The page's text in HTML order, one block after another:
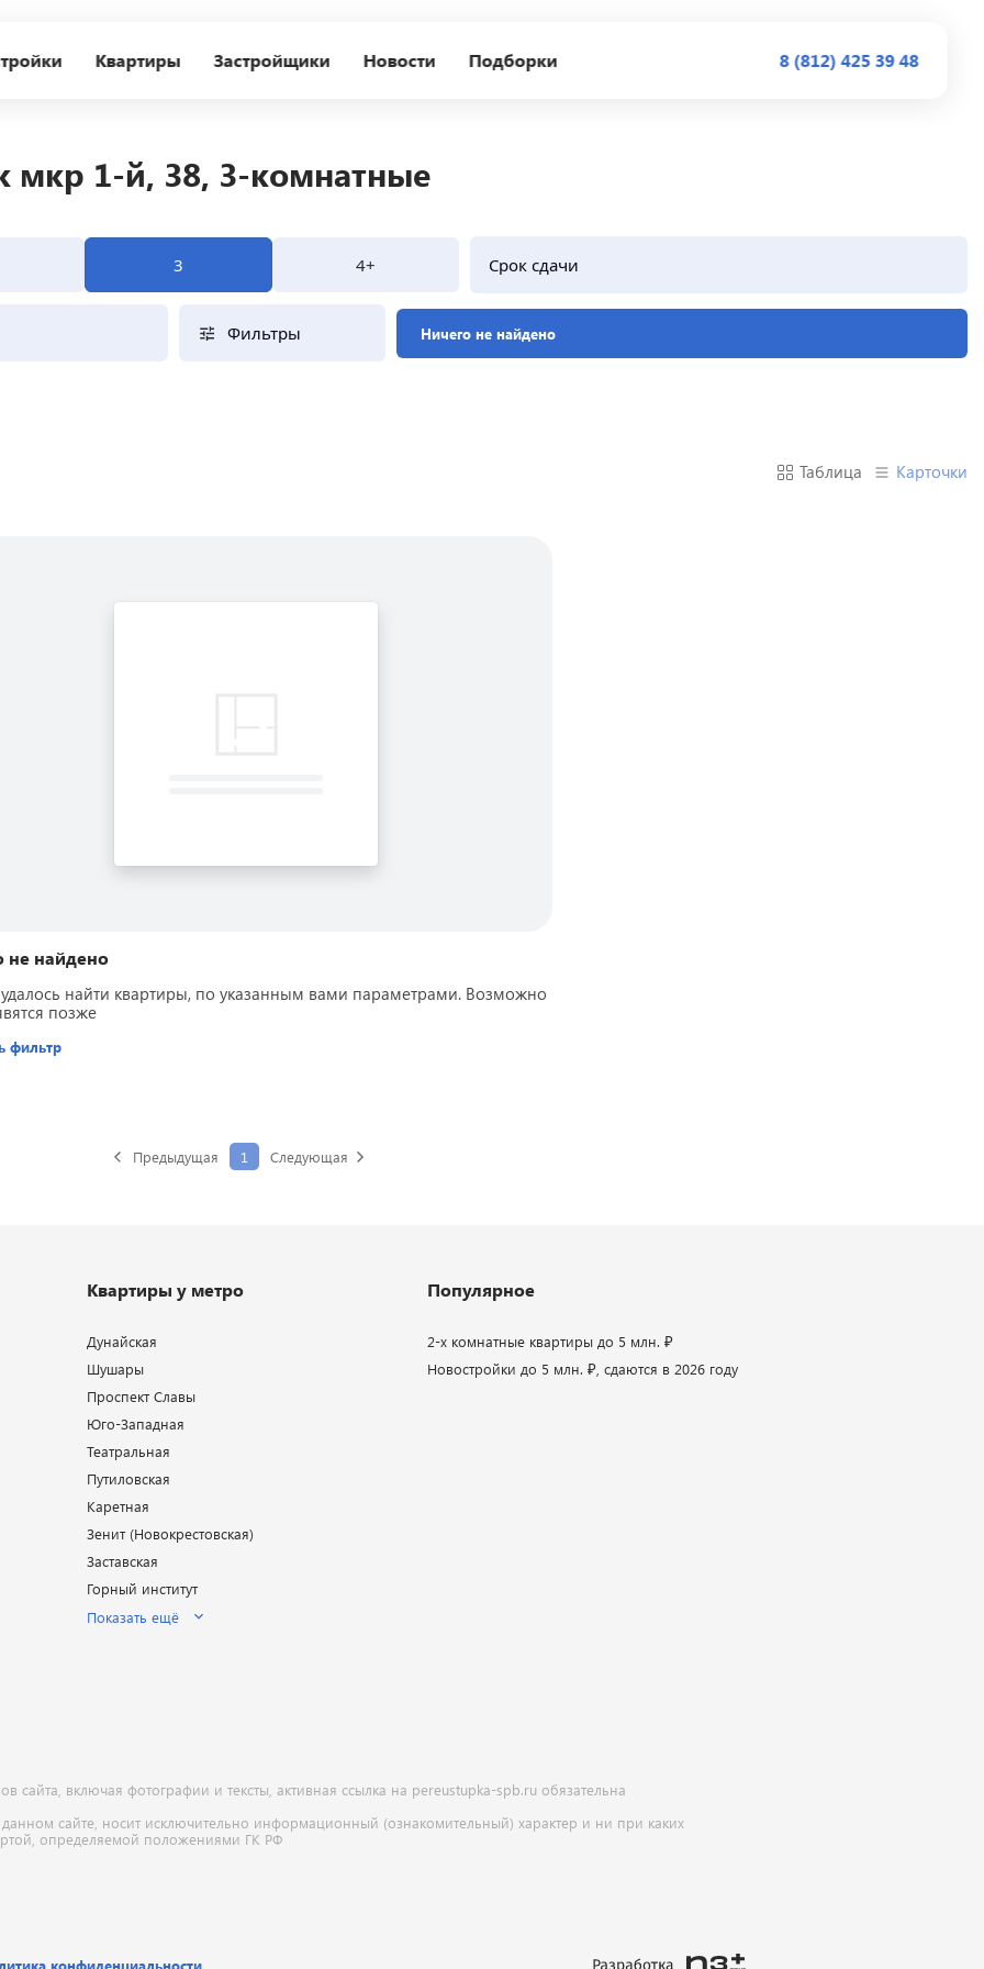
Квартиры Застройщики Новости Подборки 8 (812) 425 39 48
мкр 1-й, 38, 3-комнатные
3 4+ Срок сдачи
Фильтры Ничего не найдено
Таблица Карточки
не найдено
найти квартиры, по указанным вами параметрами. Возможно
позже
фильтр
Предыдущая 1 Следующая
сайта, включая фотографии и тексты, активная ссылка на pereustupka-spb.ru обязательна
сайте, носит исключительно информационный (ознакомительный) характер и ни при каких
определяемой положениями ГК РФ
Квартиры у метро
Дунайская
Шушары
Проспект Славы
Юго-Западная
Театральная
Путиловская
Каретная
Зенит (Новокрестовская)
Заставская
Горный институт
Показать ещё
Популярное
2-х комнатные квартиры до 5 млн. ₽
Новостройки до 5 млн. ₽, сдаются в 2026 году
конфиденциальности